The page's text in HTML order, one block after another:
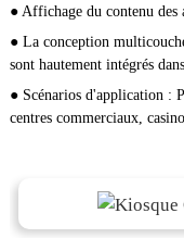
● Affichage du contenu des
● La conception
sont hautement intégrés
● Scénarios d'application :
centres commerciaux,